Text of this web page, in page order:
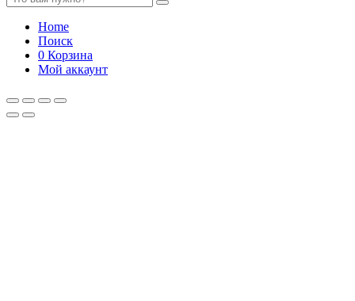
Home
Поиск
0 Корзина
Мой аккаунт